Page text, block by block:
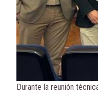
Durante la reunión